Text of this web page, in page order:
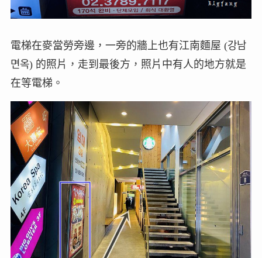
電梯在麥當勞旁邊，一旁的牆上也有江南麵屋 (강남
면옥) 的照片，走到最後方，照片中有人的地方就是
在等電梯。